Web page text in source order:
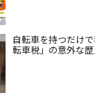
自転車を持つだけ
転車税」の意外な